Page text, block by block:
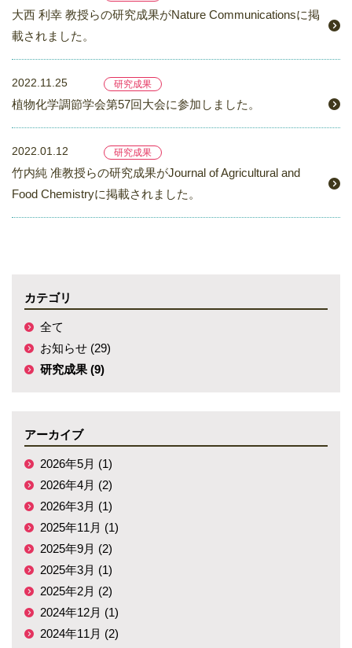
大西 利幸 教授らの研究成果がNature Communicationsに掲
載されました。
2022.11.25 研究成果
植物化学調節学会第57回大会に参加しました。
2022.01.12 研究成果
竹内純 准教授らの研究成果がJournal of Agricultural and
Food Chemistryに掲載されました。
カテゴリ
全て
お知らせ (29)
研究成果 (9)
アーカイブ
2026年5月 (1)
2026年4月 (2)
2026年3月 (1)
2025年11月 (1)
2025年9月 (2)
2025年3月 (1)
2025年2月 (2)
2024年12月 (1)
2024年11月 (2)